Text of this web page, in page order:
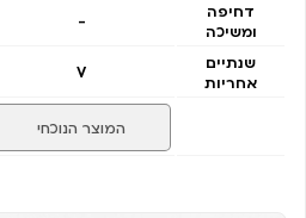
דחיפה
ומשיכה
-
שנתיים
אחריות
V
המוצר הנוכחי